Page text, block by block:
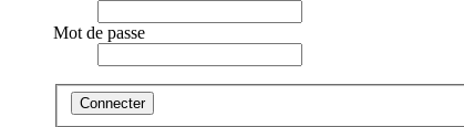
Mot de passe
Connecter